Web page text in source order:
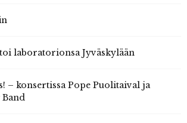
laboratorionsa Jyväskylään
– konsertissa Pope Puolitaival ja